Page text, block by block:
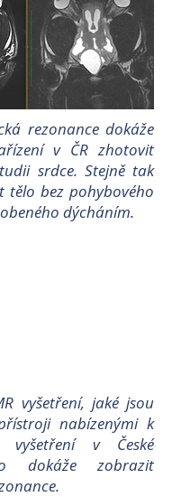
rezonance dokáže
v ČR zhotovit
srdce. Stejně tak
tělo bez pohybového
dýcháním.
vyšetření, jaké jsou
nabízenými k
vyšetření v České
dokáže zobrazit